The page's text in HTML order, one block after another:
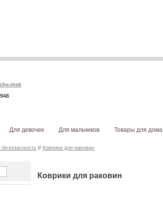
Для девочек Для мальчиков Товары для дома
// Коврики для раковин
Коврики для раковин